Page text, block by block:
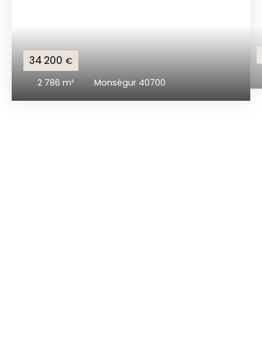
34 200 €
2 786 m² Monségur 40700